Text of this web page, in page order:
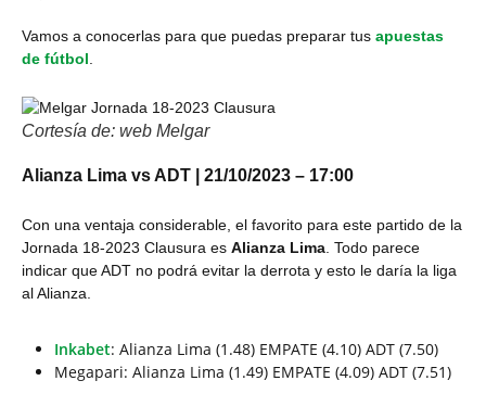
Vamos a conocerlas para que puedas preparar tus apuestas
de fútbol
Cortesía de: web Melgar
Alianza Lima vs ADT | 21/10/2023 – 17:00
Con una ventaja considerable, el favorito para este partido de la
Jornada 18-2023 Clausura es Alianza Lima . Todo parece
indicar que ADT no podrá evitar la derrota y esto le daría la liga
al Alianza.
Inkabet: Alianza Lima (1.48) EMPATE (4.10) ADT (7.50)
Megapari: Alianza Lima (1.49) EMPATE (4.09) ADT (7.51)